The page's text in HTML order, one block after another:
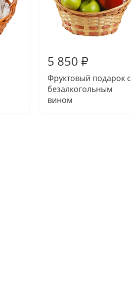
5 850 ₽
Фруктовый подарок с
безалкогольным
вином